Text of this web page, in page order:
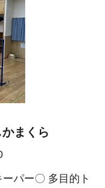
まくら
パー〇 多目的ト